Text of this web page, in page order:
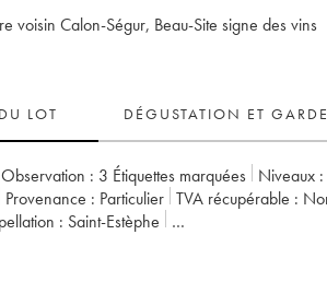
voisin Calon-Ségur, Beau-Site signe des vins
LOT DÉGUSTATION ET GARDE
Observation : 3 Étiquettes marquées Niveaux :
Provenance : particulier TVA récupérable :
:
Saint-Estèphe